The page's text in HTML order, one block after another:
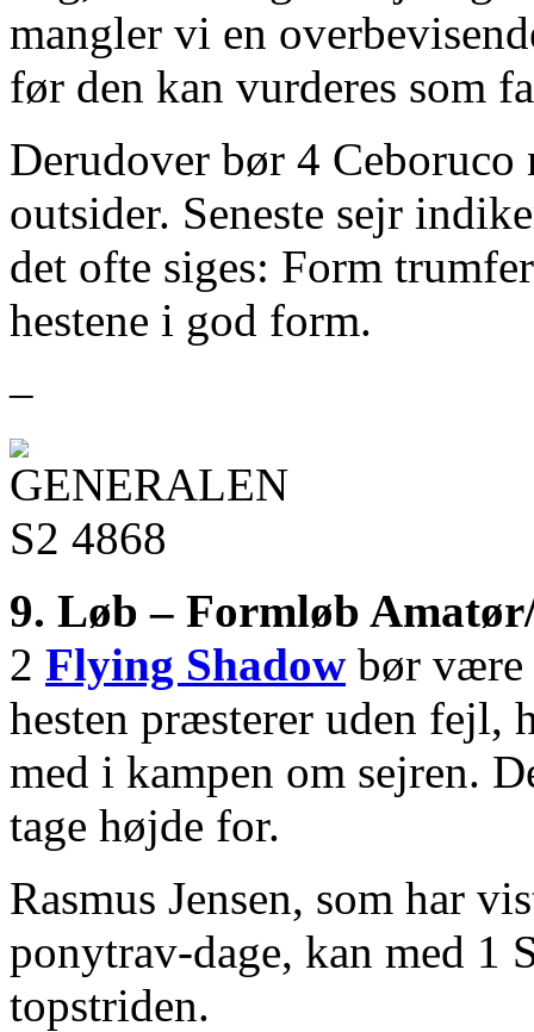
mangler vi en
før den kan vurderes som
Derudover bør 4 Ceboruco
outsider. Seneste sejr
det ofte siges: Form
hestene i god form.
–
9. Løb – Formløb
2 Flying Shadow bør være
hesten præsterer uden fejl,
med i kampen om sejren.
tage højde for.
Rasmus Jensen, som har
ponytrav-dage, kan med 1
topstriden.